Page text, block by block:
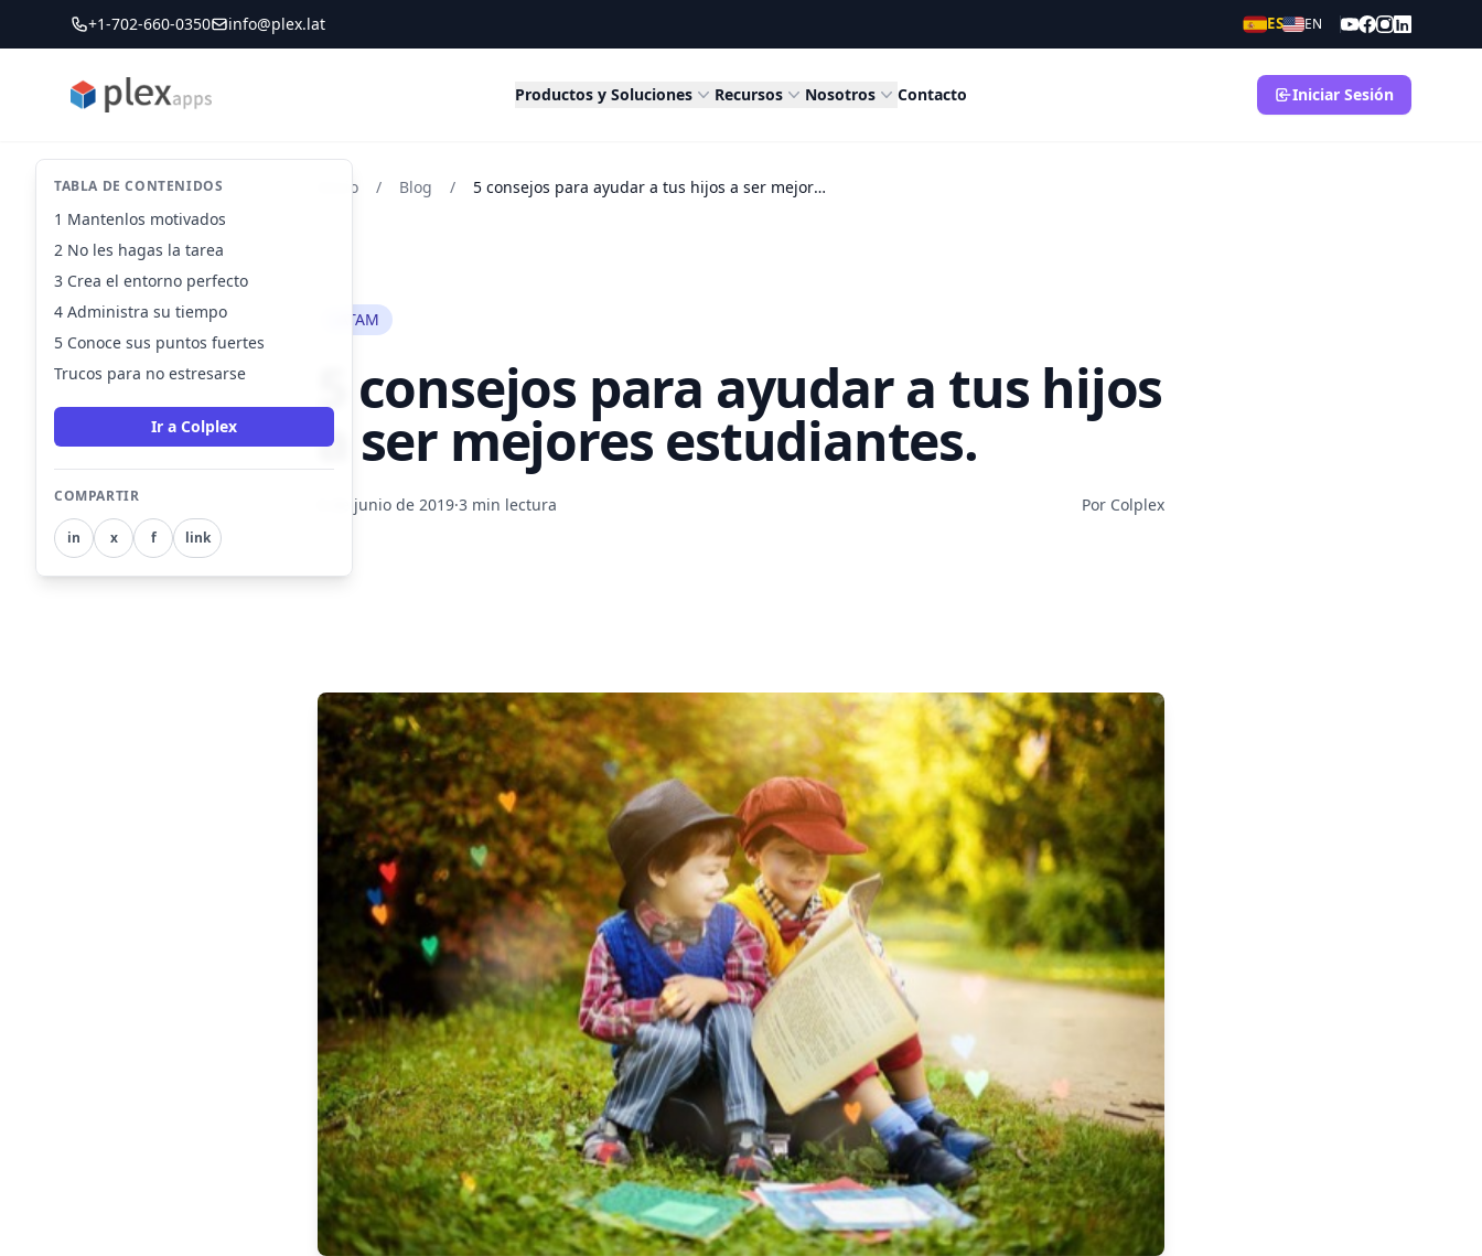
+1-702-660-0350 info@plex.lat ES EN
PLEXapps Productos y Soluciones Recursos Nosotros Contacto Iniciar Sesión
Inicio / Blog / 5 consejos para ayudar a tus hijos a ser mejores estudiantes.
LATAM
5 consejos para ayudar a tus hijos
a ser mejores estudiantes.
6 de junio de 2019·3 min lectura Por Colplex
TABLA DE CONTENIDOS
1 Mantenlos motivados
2 No les hagas la tarea
3 Crea el entorno perfecto
4 Administra su tiempo
5 Conoce sus puntos fuertes
Trucos para no estresarse
Ir a Colplex
COMPARTIR
in x f link